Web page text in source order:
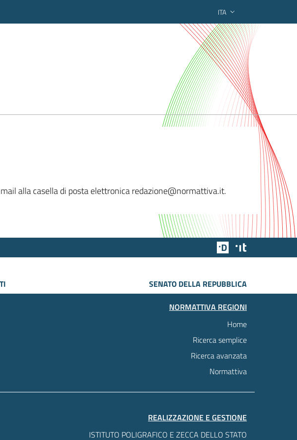
ITA
federato regionale
alla casella di posta elettronica redazione@normattiva.it.
Team Digitale
SENATO DELLA REPUBBLICA
NORMATTIVA REGIONI
Home
Ricerca semplice
Ricerca avanzata
Normattiva
REALIZZAZIONE E GESTIONE
ISTITUTO POLIGRAFICO E ZECCA DELLO STATO